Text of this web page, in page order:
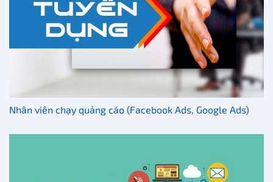
Nhân viên chạy quảng cáo (Facebook Ads, Google Ads)